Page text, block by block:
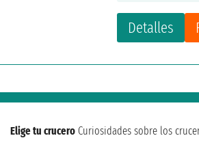
Detalles
Elige tu crucero Curiosidades sobre los